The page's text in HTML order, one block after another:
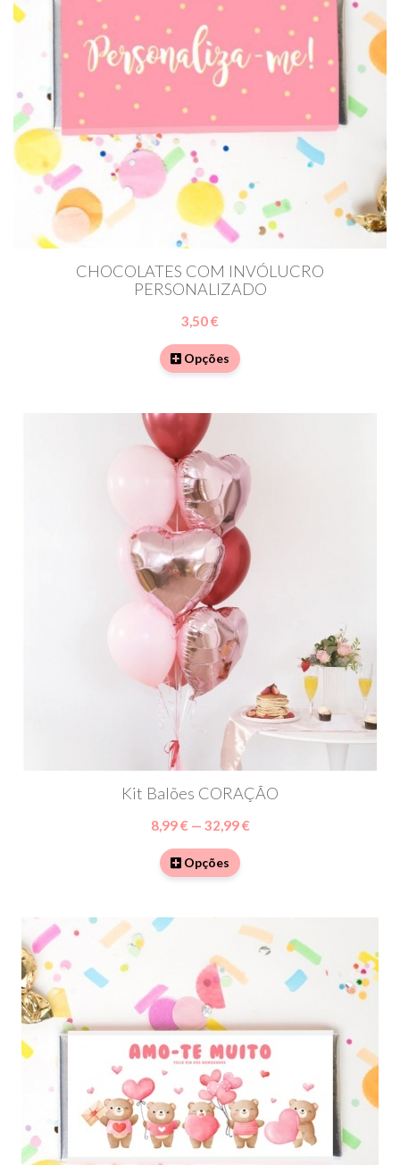
CHOCOLATES COM INVÓLUCRO
PERSONALIZADO
3,50 €
Opções
Kit Balões CORAÇÃO
8,99 € — 32,99 €
Opções